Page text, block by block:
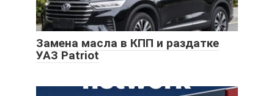
Замена масла в КПП и раздатке
УАЗ Patriot